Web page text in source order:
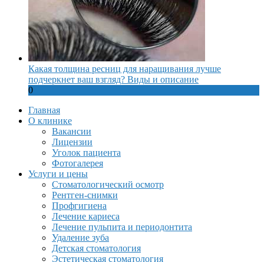
Какая толщина ресниц для наращивания лучше
подчеркнет ваш взгляд? Виды и описание
0
Главная
О клинике
Вакансии
Лицензии
Уголок пациента
Фотогалерея
Услуги и цены
Стоматологический осмотр
Рентген-снимки
Профгигиена
Лечение кариеса
Лечение пульпита и периодонтита
Удаление зуба
Детская стоматология
Эстетическая стоматология